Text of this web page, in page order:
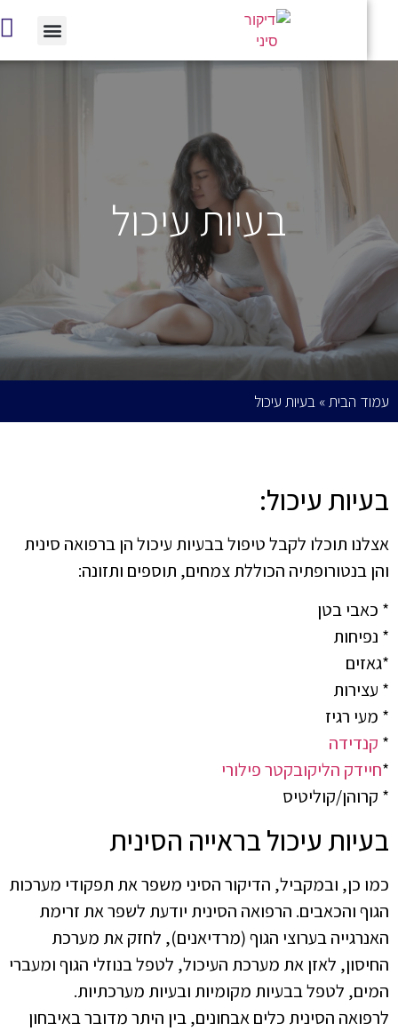
בעיות עיכול
עמוד הבית» בעיות עיכול
בעיות עיכול:
אצלנו תוכלו לקבל טיפול בבעיות עיכול הן ברפואה סינית
והן בנטורופתיה הכוללת צמחים, תוספים ותזונה:
* כאבי בטן
* נפיחות
*גאזים
* עצירות
* מעי רגיז
* קנדידה
*חיידק הליקובקטר פילורי
* קרוהן/קוליטיס
בעיות עיכול בראייה הסינית
כמו כן, ובמקביל, הדיקור הסיני משפר את תפקודי מערכות
הגוף והכאבים. הרפואה הסינית יודעת לשפר את זרימת
האנרגייה בערוצי הגוף (מרדיאנים), לחזק את מערכת
החיסון, לאזן את מערכת העיכול, לטפל בנוזלי הגוף ומעברי
המים, לטפל בבעיות מקומיות ובעיות מערכתיות.
לרפואה הסינית כלים אבחונים, בין היתר מדובר באיבחון